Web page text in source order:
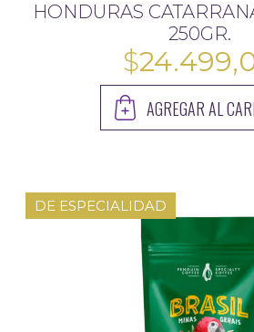
HONDURAS
250GR.
$
AGREGAR AL
DE ESPECIALIDAD